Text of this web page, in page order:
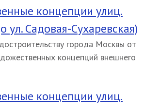
концепции улиц.
Садовая-Сухаревская)
города Москвы от
концепций внешнего
концепции улиц.